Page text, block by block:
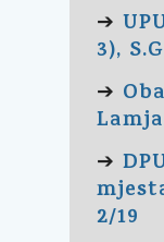
➔
3),
➔
➔
2/19